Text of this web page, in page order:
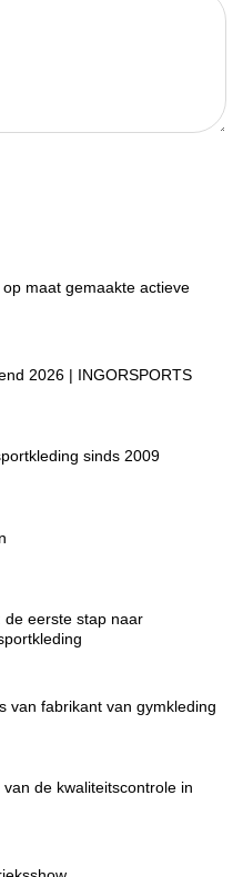
maat gemaakte actieve
2026 | INGORSPORTS
sinds 2009
de eerste stap naar
van fabrikant van gymkleding
de kwaliteitscontrole in